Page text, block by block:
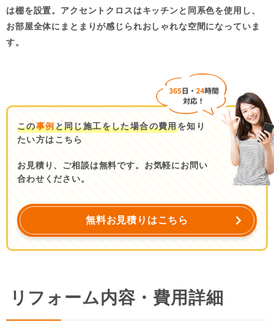
は棚を設置。アクセントクロスはキッチンと同系色を使用し、
お部屋全体にまとまりが感じられおしゃれな空間になっていま
す。
この事例と同じ施工をした場合の費用を知り
たい方はこちら
お見積り、ご相談は無料です。お気軽にお問い
合わせください。
無料お見積りはこちら
リフォーム内容・費用詳細